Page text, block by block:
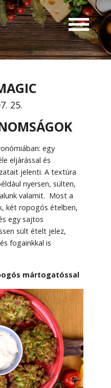
25.
egy
eljárással és
jelenti. A textúra
nyersen, sülten,
valamit. Most a
két ropogós ételben,
egy sajtos
sült ételt jelez,
fogainkkal is
mártogatóssal